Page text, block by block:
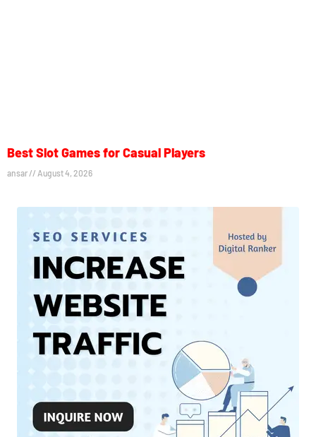
Best Slot Games for Casual Players
ansar August 4, 2026